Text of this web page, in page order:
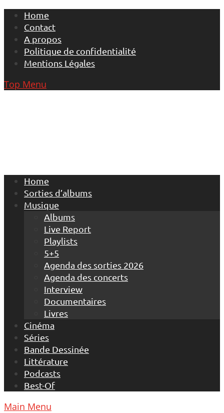
Skip
content
Home
Contact
A propos
Politique de confidentialité
Mentions Légales
Top Menu
Home
Sorties d’albums
Musique
Albums
Live Report
Playlists
5+5
Agenda des sorties 2026
Agenda des concerts
Interview
Documentaires
Livres
Cinéma
Séries
Bande Dessinée
Littérature
Podcasts
Best-Of
Main Menu